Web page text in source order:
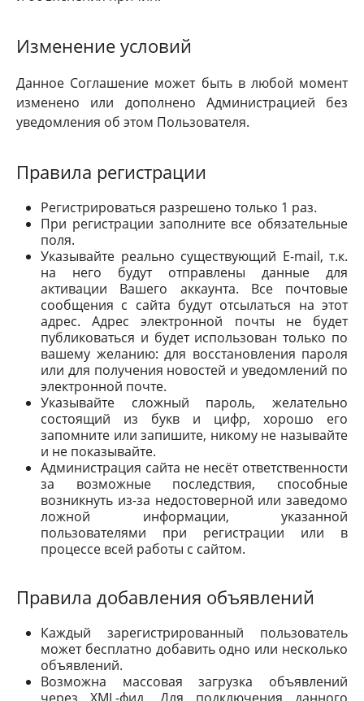
Изменение условий
Данное Соглашение может быть в любой момент
изменено или дополнено Администрацией без
уведомления об этом Пользователя.
Правила регистрации
Регистрироваться разрешено только 1 раз.
При регистрации заполните все обязательные
поля.
Указывайте реально существующий E-mail, т.к.
на него будут отправлены данные для
активации Вашего аккаунта. Все почтовые
сообщения с сайта будут отсылаться на этот
адрес. Адрес электронной почты не будет
публиковаться и будет использован только по
вашему желанию: для восстановления пароля
или для получения новостей и уведомлений по
электронной почте.
Указывайте сложный пароль, желательно
состоящий из букв и цифр, хорошо его
запомните или запишите, никому не называйте
и не показывайте.
Администрация сайта не несёт ответственности
за возможные последствия, способные
возникнуть из-за недостоверной или заведомо
ложной информации, указанной
пользователями при регистрации или в
процессе всей работы с сайтом.
Правила добавления объявлений
Каждый зарегистрированный пользователь
может бесплатно добавить одно или несколько
объявлений.
Возможна массовая загрузка объявлений